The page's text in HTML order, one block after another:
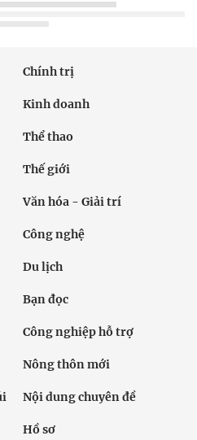
Chính trị
Kinh doanh
Thể thao
Thế giới
Văn hóa - Giải trí
Công nghệ
Du lịch
Bạn đọc
Công nghiệp hỗ trợ
Nông thôn mới
Nội dung chuyên đề
Hồ sơ